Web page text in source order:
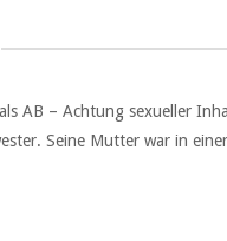
AB – Achtung sexueller
Seine Mutter war in